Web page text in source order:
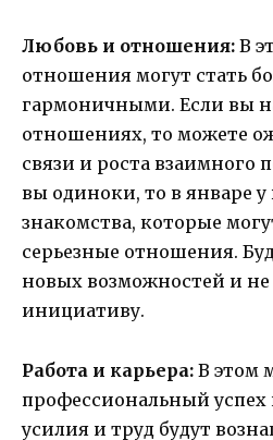
Любовь и отношения: В
отношения могут стать
гармоничными. Если вы
отношениях, то можете
связи и роста взаимного
вы одиноки, то в январе у
знакомства, которые
серьезные отношения.
новых возможностей и не
инициативу.
Работа и карьера: В этом
профессиональный
усилия и труд будут